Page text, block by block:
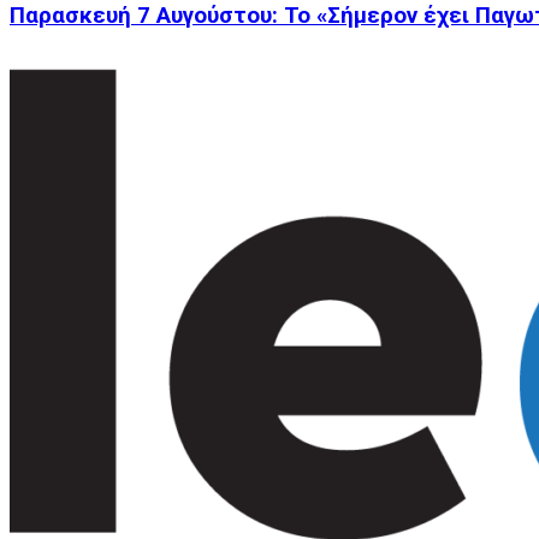
Παρασκευή 7 Αυγούστου: Το «Σήμερον έχει